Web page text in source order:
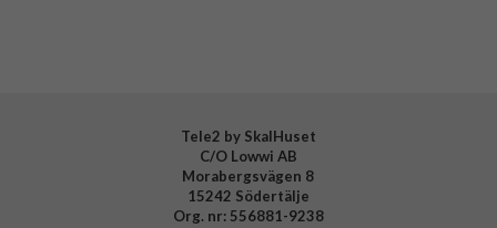
Tele2 by SkalHuset
C/O Lowwi AB
Morabergsvägen 8
15242 Södertälje
Org. nr: 556881-9238